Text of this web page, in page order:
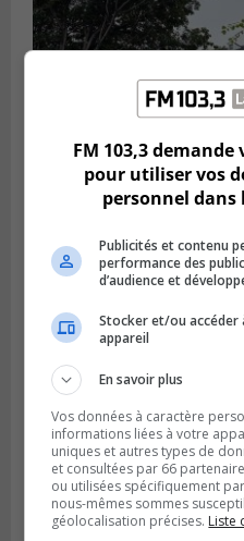
LA PRAIRIE
Publié le 4 août 2026 à 15h50
Le mur du rempart
FM 103,3
pour utiliser vos
personnel dans
Publicités et contenu
performance des
d’audience et
Stocker et/ou accéder
appareil
En savoir plus
Vos données à caractère
informations liées à votre
uniques et autres types de
et consultées par 66
ou utilisées spécifiquement
nous-mêmes sommes
géolocalisation précises. Liste